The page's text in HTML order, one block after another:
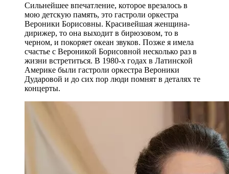
Сильнейшее впечатление, которое врезалось в
мою детскую память, это гастроли оркестра
Вероники Борисовны. Красивейшая женщина-
дирижер, то она выходит в бирюзовом, то в
черном, и покоряет океан звуков. Позже я имела
счастье с Вероникой Борисовной несколько раз в
жизни встретиться. В 1980-х годах в Латинской
Америке были гастроли оркестра Вероники
Дударовой и до сих пор люди помнят в деталях те
концерты.